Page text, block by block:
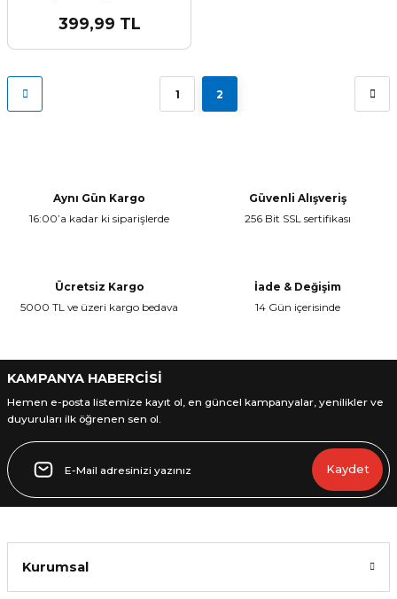
Klavye Tuş Takımı
399,99 TL
1 2
Aynı Gün Kargo
16:00’a kadar ki siparişlerde
Güvenli Alışveriş
256 Bit SSL sertifikası
Ücretsiz Kargo
5000 TL ve üzeri kargo bedava
İade & Değişim
14 Gün içerisinde
KAMPANYA HABERCİSİ
Hemen e-posta listemize kayıt ol, en güncel kampanyalar, yenilikler ve
duyuruları ilk öğrenen sen ol.
Kaydet
Kurumsal